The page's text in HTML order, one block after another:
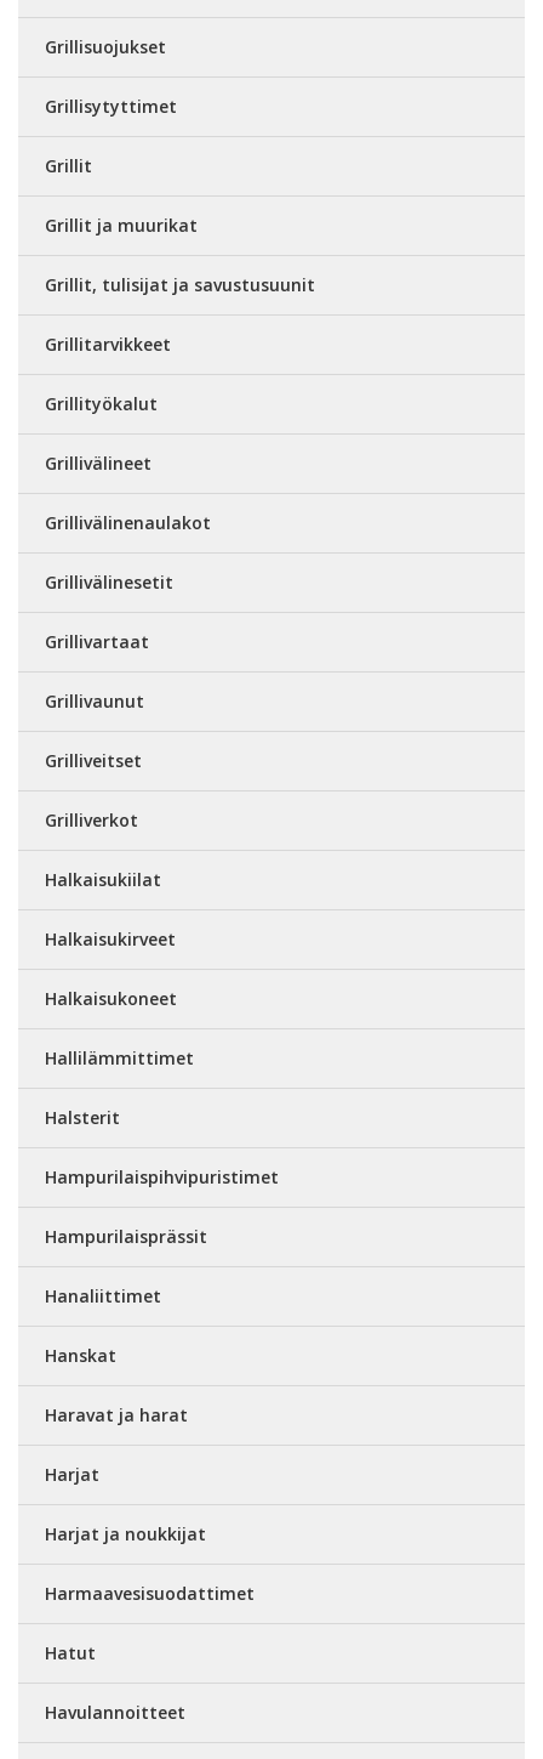
Grillisuojukset
Grillisytyttimet
Grillit
Grillit ja muurikat
Grillit, tulisijat ja savustusuunit
Grillitarvikkeet
Grillityökalut
Grillivälineet
Grillivälinenaulakot
Grillivälinesetit
Grillivartaat
Grillivaunut
Grilliveitset
Grilliverkot
Halkaisukiilat
Halkaisukirveet
Halkaisukoneet
Hallilämmittimet
Halsterit
Hampurilaispihvipuristimet
Hampurilaisprässit
Hanaliittimet
Hanskat
Haravat ja harat
Harjat
Harjat ja noukkijat
Harmaavesisuodattimet
Hatut
Havulannoitteet